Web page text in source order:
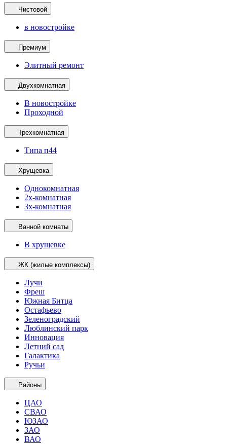
Чистовой
в новостройке
Премиум
Элитный ремонт
Двухкомнатная
В новостройке
Проходной
Трехкомнатная
Типа п44
Хрущевка
Однокомнатная
2х-комнатная
3х-комнатная
Ванной комнаты
В хрущевке
ЖК (жилые комплексы)
Лучи
Фреш
Южная Битца
Остафьево
Зеленоградский
Люблинский парк
Инновация
Летний сад
Галактика
Ручьи
Районы
ЦАО
СВАО
ЮЗАО
ЗАО
ВАО